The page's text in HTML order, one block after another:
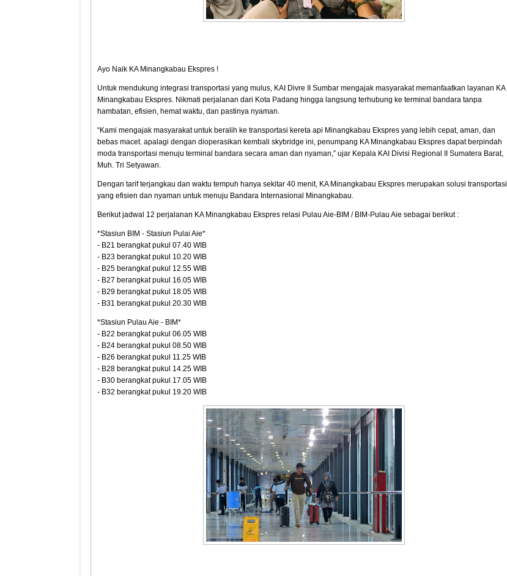
Ayo Naik KA Minangkabau Ekspres !
Untuk mendukung integrasi transportasi yang mulus, KAI Divre II Sumbar mengajak masyarakat memanfaatkan layanan KA
Minangkabau Ekspres. Nikmati perjalanan dari Kota Padang hingga langsung terhubung ke terminal bandara tanpa
hambatan, efisien, hemat waktu, dan pastinya nyaman.
“Kami mengajak masyarakat untuk beralih ke transportasi kereta api Minangkabau Ekspres yang lebih cepat, aman, dan
bebas macet. apalagi dengan dioperasikan kembali skybridge ini, penumpang KA Minangkabau Ekspres dapat berpindah
moda transportasi menuju terminal bandara secara aman dan nyaman,” ujar Kepala KAI Divisi Regional II Sumatera Barat,
Muh. Tri Setyawan.
Dengan tarif terjangkau dan waktu tempuh hanya sekitar 40 menit, KA Minangkabau Ekspres merupakan solusi transportasi
yang efisien dan nyaman untuk menuju Bandara Internasional Minangkabau.
Berikut jadwal 12 perjalanan KA Minangkabau Ekspres relasi Pulau Aie-BIM / BIM-Pulau Aie sebagai berikut :
*Stasiun BIM - Stasiun Pulai Aie*
- B21 berangkat pukul 07.40 WIB
- ⁠B23 berangkat pukul 10.20 WIB
- ⁠B25 berangkat pukul 12.55 WIB
- ⁠B27 berangkat pukul 16.05 WIB
- ⁠B29 berangkat pukul 18.05 WIB
- ⁠B31 berangkat pukul 20.30 WIB
*Stasiun Pulau Aie - BIM*
- B22 berangkat pukul 06.05 WIB
- ⁠B24 berangkat pukul 08.50 WIB
- ⁠B26 berangkat pukul 11.25 WIB
- ⁠B28 berangkat pukul 14.25 WIB
- ⁠B30 berangkat pukul 17.05 WIB
- ⁠B32 berangkat pukul 19.20 WIB